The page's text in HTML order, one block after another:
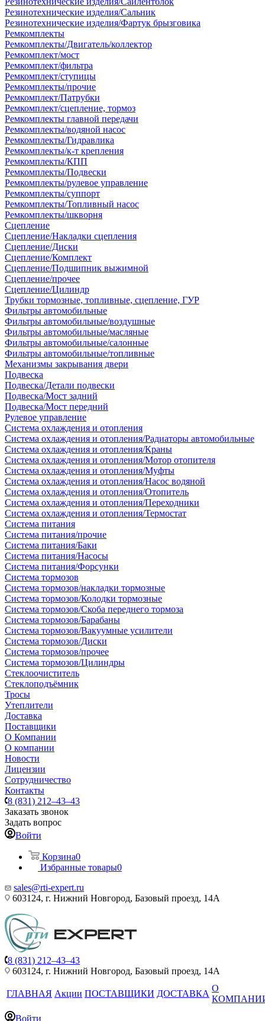
Резинотехнические изделия/Сальник
Резинотехнические изделия/Фартук брызговика
Ремкомплекты
Ремкомплекты/Двигатель/коллектор
Ремкомплект/мост
Ремкомплект/фильтра
Ремкомплект/ступицы
Ремкомплекты/прочие
Ремкомплект/Патрубки
Ремкомплект/сцепление, тормоз
Ремкомплекты главной передачи
Ремкомплекты/водяной насос
Ремкомплекты/Гидравлика
Ремкомплекты/к-т крепления
Ремкомплекты/КПП
Ремкомплекты/Подвески
Ремкомплекты/рулевое управление
Ремкомплекты/суппорт
Ремкомплекты/Топливный насос
Ремкомплекты/шкворня
Сцепление
Сцепление/Накладки сцепления
Сцепление/Диски
Сцепление/Комплект
Сцепление/Подшипник выжимной
Сцепление/прочее
Сцепление/Цилиндр
Трубки тормозные, топливные, сцепление, ГУР
Фильтры автомобильные
Фильтры автомобильные/воздушные
Фильтры автомобильные/масляные
Фильтры автомобильные/салонные
Фильтры автомобильные/топливные
Механизмы закрывания двери
Подвеска
Подвеска/Детали подвески
Подвеска/Мост задний
Подвеска/Мост передний
Рулевое управление
Система охлаждения и отопления
Система охлаждения и отопления/Радиаторы автомобильные
Система охлаждения и отопления/Краны
Система охлаждения и отопления/Мотор отопителя
Система охлаждения и отопления/Муфты
Система охлаждения и отопления/Насос водяной
Система охлаждения и отопления/Отопитель
Система охлаждения и отопления/Переходники
Система охлаждения и отопления/Термостат
Система питания
Система питания/прочие
Система питания/Баки
Система питания/Насосы
Система питания/Форсунки
Система тормозов
Система тормозов/накладки тормозные
Система тормозов/Колодки тормозные
Система тормозов/Скоба переднего тормоза
Система тормозов/Барабаны
Система тормозов/Вакуумные усилители
Система тормозов/Диски
Система тормозов/прочее
Система тормозов/Цилиндры
Стеклоочиститель
Стеклоподъёмник
Тросы
Утеплители
Доставка
Поставщики
О Компании
О компании
Новости
Лицензии
Сотрудничество
Контакты
8 (831) 212–43–43
Заказать звонок
Задать вопрос
Войти
Корзина0
Избранные товары0
sales@rti-expert.ru
603124, г. Нижний Новгород, Базовый проезд, 14А
8 (831) 212–43–43
603124, г. Нижний Новгород, Базовый проезд, 14А
ГЛАВНАЯ Акции ПОСТАВЩИКИ ДОСТАВКА
О
Войти